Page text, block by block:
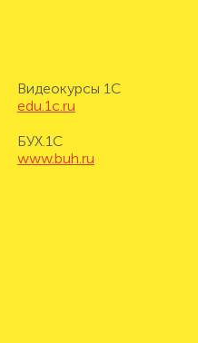
Видеокурсы 1С
edu.1c.ru
БУХ.1С
www.buh.ru